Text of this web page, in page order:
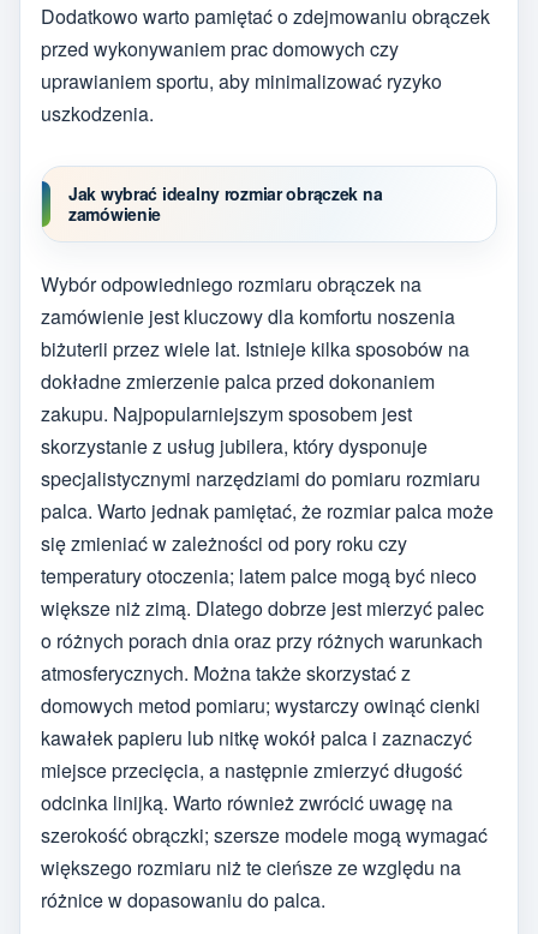
Dodatkowo warto pamiętać o zdejmowaniu obrączek
przed wykonywaniem prac domowych czy
uprawianiem sportu, aby minimalizować ryzyko
uszkodzenia.
Jak wybrać idealny rozmiar obrączek na
zamówienie
Wybór odpowiedniego rozmiaru obrączek na
zamówienie jest kluczowy dla komfortu noszenia
biżuterii przez wiele lat. Istnieje kilka sposobów na
dokładne zmierzenie palca przed dokonaniem
zakupu. Najpopularniejszym sposobem jest
skorzystanie z usług jubilera, który dysponuje
specjalistycznymi narzędziami do pomiaru rozmiaru
palca. Warto jednak pamiętać, że rozmiar palca może
się zmieniać w zależności od pory roku czy
temperatury otoczenia; latem palce mogą być nieco
większe niż zimą. Dlatego dobrze jest mierzyć palec
o różnych porach dnia oraz przy różnych warunkach
atmosferycznych. Można także skorzystać z
domowych metod pomiaru; wystarczy owinąć cienki
kawałek papieru lub nitkę wokół palca i zaznaczyć
miejsce przecięcia, a następnie zmierzyć długość
odcinka linijką. Warto również zwrócić uwagę na
szerokość obrączki; szersze modele mogą wymagać
większego rozmiaru niż te cieńsze ze względu na
różnice w dopasowaniu do palca.